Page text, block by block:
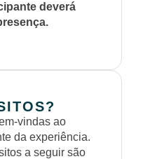
deverá
vindas ao
da experiência.
a seguir são